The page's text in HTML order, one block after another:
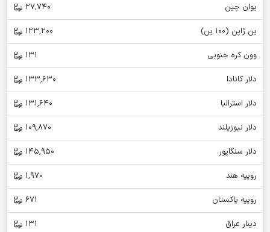
یوان چین
27,740
ین ژاپن (100 ین)
123,200
وون کره جنوبی
131
دلار کانادا
133,630
دلار استرالیا
131,640
دلار نیوزیلند
109,870
دلار سنگاپور
145,950
روپیه هند
1,970
روپیه پاکستان
671
دینار عراق
131